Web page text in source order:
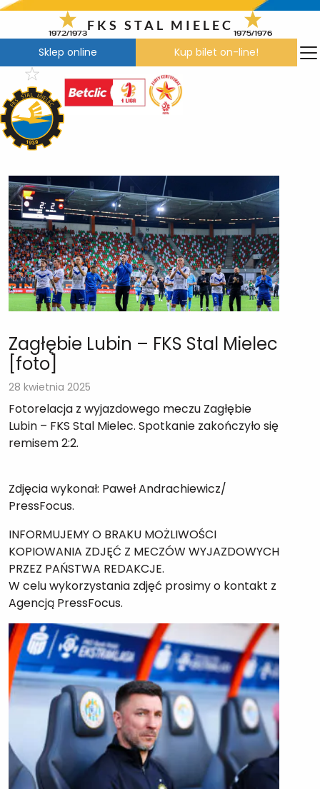
Przejdź
treści
1972/1973
FKS STAL MIELEC
1975/1976
Sklep online Kup bilet on-line!
Zagłębie Lubin – FKS Stal Mielec
[foto]
28 kwietnia 2025
Fotorelacja z wyjazdowego meczu Zagłębie
Lubin – FKS Stal Mielec. Spotkanie zakończyło się
remisem 2:2.
Zdjęcia wykonał: Paweł Andrachiewicz/
PressFocus.
INFORMUJEMY O BRAKU MOŻLIWOŚCI
KOPIOWANIA ZDJĘĆ Z MECZÓW WYJAZDOWYCH
PRZEZ PAŃSTWA REDAKCJE.
W celu wykorzystania zdjęć prosimy o kontakt z
Agencją PressFocus.